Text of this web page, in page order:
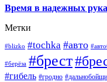
Время в надежных
Метки
#blizko #tochka #авто
#берёза #брест
#гибель #гродно